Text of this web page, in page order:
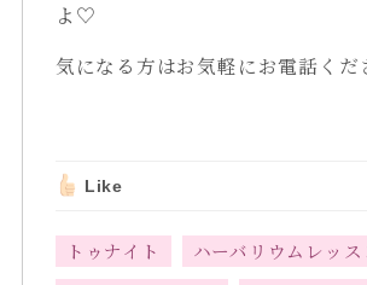
よ♡
気になる方はお気軽にお電話くだ
Like
トゥナイト
ハーバリウムレッス